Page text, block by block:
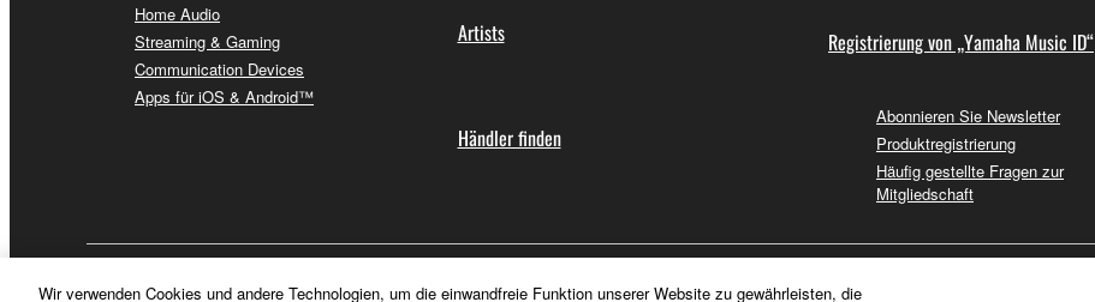
Home Audio
Streaming & Gaming
Communication Devices
Apps für iOS & Android™
Artists
Händler finden
Registrierung von „Yamaha Music ID“
Abonnieren Sie Newsletter
Produktregistrierung
Häufig gestellte Fragen zur
Mitgliedschaft
Wir verwenden Cookies und andere Technologien, um die einwandfreie Funktion unserer Website zu gewährleisten, die